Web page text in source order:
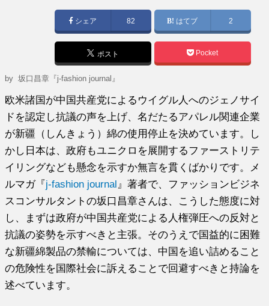
シェア 82 はてブ 2
ポスト Pocket
by坂口昌章『j-fashion journal』
欧米諸国が中国共産党によるウイグル人へのジェノサイ
ドを認定し抗議の声を上げ、名だたるアパレル関連企業
が新疆（しんきょう）綿の使用停止を決めています。し
かし日本は、政府もユニクロを展開するファーストリテ
イリングなども懸念を示すか無言を貫くばかりです。メ
ルマガ『j-fashion journal 』著者で、ファッションビジネ
スコンサルタントの坂口昌章さんは、こうした態度に対
し、まずは政府が中国共産党による人権弾圧への反対と
抗議の姿勢を示すべきと主張。そのうえで国益的に困難
な新疆綿製品の禁輸については、中国を追い詰めること
の危険性を国際社会に訴えることで回避すべきと持論を
述べています。